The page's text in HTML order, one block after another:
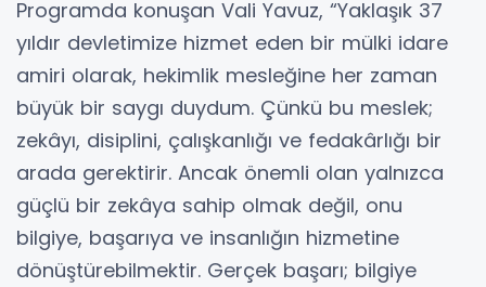
Programda konuşan Vali Yavuz, “Yaklaşık 37
yıldır devletimize hizmet eden bir mülki idare
amiri olarak, hekimlik mesleğine her zaman
büyük bir saygı duydum. Çünkü bu meslek;
zekâyı, disiplini, çalışkanlığı ve fedakârlığı bir
arada gerektirir. Ancak önemli olan yalnızca
güçlü bir zekâya sahip olmak değil, onu
bilgiye, başarıya ve insanlığın hizmetine
dönüştürebilmektir. Gerçek başarı; bilgiye